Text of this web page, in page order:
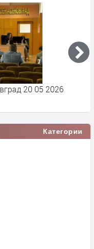
20 05 2026
Категории